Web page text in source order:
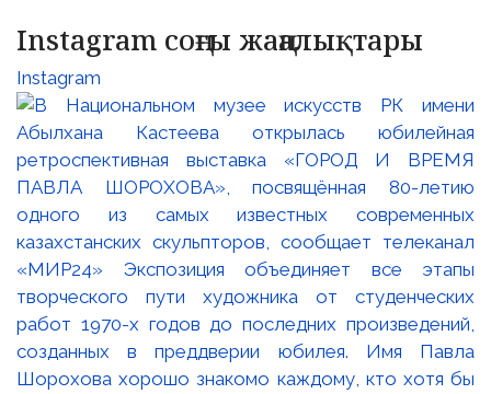
Instagram соңғы жаңалықтары
Instagram